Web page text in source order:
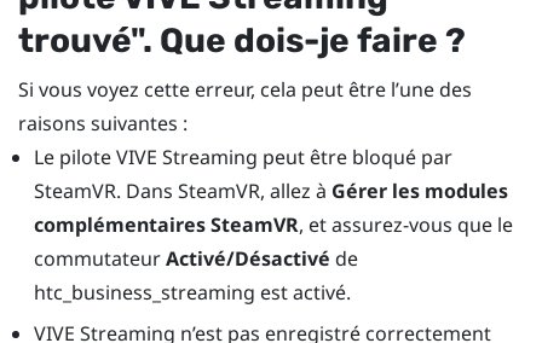
trouvé"‍. Que dois-je faire ?
Si vous voyez cette erreur, cela peut être l’une des
raisons suivantes :
Le piloteVIVE Streaming peut être bloqué par
SteamVR. Dans SteamVR, allez à Gérer les modules
complémentaires SteamVR, et assurez-vous que le
commutateurActivé/Désactivé de
htc_business_streaming est activé.
VIVE Streaming n’est pas enregistré correctement